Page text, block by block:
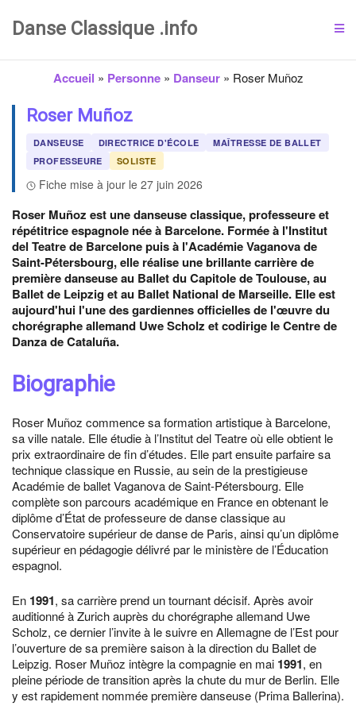
Danse Classique .info
Accueil » Personne» Danseur» Roser Muñoz
Roser Muñoz
DANSEUSE DIRECTRICE D'ÉCOLE
MAÎTRESSE DE BALLET
PROFESSEURE
SOLISTE
Fiche mise à jour le 27 juin 2026
Roser Muñoz est une danseuse classique, professeure et
répétitrice espagnole née à Barcelone. Formée à l'Institut
del Teatre de Barcelone puis à l'Académie Vaganova de
Saint-Pétersbourg, elle réalise une brillante carrière de
première danseuse au Ballet du Capitole de Toulouse, au
Ballet de Leipzig et au Ballet National de Marseille. Elle est
aujourd'hui l'une des gardiennes officielles de l'œuvre du
chorégraphe allemand Uwe Scholz et codirige le Centre de
Danza de Cataluña.
Biographie
Roser Muñoz commence sa formation artistique à Barcelone,
sa ville natale. Elle étudie à l’Institut del Teatre où elle obtient le
prix extraordinaire de fin d’études. Elle part ensuite parfaire sa
technique classique en Russie, au sein de la prestigieuse
Académie de ballet Vaganova de Saint-Pétersbourg. Elle
complète son parcours académique en France en obtenant le
diplôme d’État de professeure de danse classique au
Conservatoire supérieur de danse de Paris, ainsi qu’un diplôme
supérieur en pédagogie délivré par le ministère de l’Éducation
espagnol.
En 1991, sa carrière prend un tournant décisif. Après avoir
auditionné à Zurich auprès du chorégraphe allemand Uwe
Scholz, ce dernier l’invite à le suivre en Allemagne de l’Est pour
l’ouverture de sa première saison à la direction du Ballet de
Leipzig. Roser Muñoz intègre la compagnie en mai 1991, en
pleine période de transition après la chute du mur de Berlin. Elle
y est rapidement nommée première danseuse (Prima Ballerina).